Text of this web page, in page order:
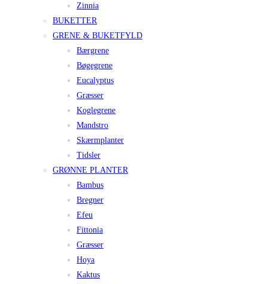
Zinnia
BUKETTER
GRENE & BUKETFYLD
Bærgrene
Bøgegrene
Eucalyptus
Græsser
Koglegrene
Mandstro
Skærmplanter
Tidsler
GRØNNE PLANTER
Bambus
Bregner
Efeu
Fittonia
Græsser
Hoya
Kaktus